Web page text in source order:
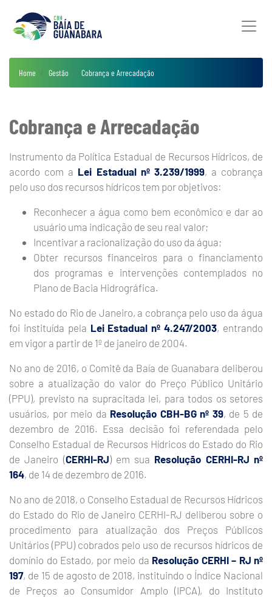
Home Gestão Cobrança e Arrecadação
Cobrança e Arrecadação
Instrumento da Política Estadual de Recursos Hídricos, de
acordo com a Lei Estadual nº 3.239/1999, a cobrança
pelo uso dos recursos hídricos tem por objetivos:
Reconhecer a água como bem econômico e dar ao
usuário uma indicação de seu real valor;
Incentivar a racionalização do uso da água;
Obter recursos financeiros para o financiamento
dos programas e intervenções contemplados no
Plano de Bacia Hidrográfica.
No estado do Rio de Janeiro, a cobrança pelo uso da água
foi instituída pela Lei Estadual nº 4.247/2003, entrando
em vigor a partir de 1º de janeiro de 2004.
No ano de 2016, o Comitê da Baía de Guanabara deliberou
sobre a atualização do valor do Preço Público Unitário
(PPU), previsto na supracitada lei, para todos os setores
usuários, por meio da Resolução CBH-BG nº 39, de 5 de
dezembro de 2016. Essa decisão foi referendada pelo
Conselho Estadual de Recursos Hídricos do Estado do Rio
de Janeiro (CERHI-RJ) em sua Resolução CERHI-RJ nº
164, de 14 de dezembro de 2016.
No ano de 2018, o Conselho Estadual de Recursos Hídricos
do Estado do Rio de Janeiro CERHI-RJ deliberou sobre o
procedimento para atualização dos Preços Públicos
Unitários (PPU) cobrados pelo uso de recursos hídricos de
domínio do Estado, por meio da Resolução CERHI – RJ nº
197, de 15 de agosto de 2018, instituindo o Índice Nacional
de Preços ao Consumidor Amplo (IPCA), do Instituto